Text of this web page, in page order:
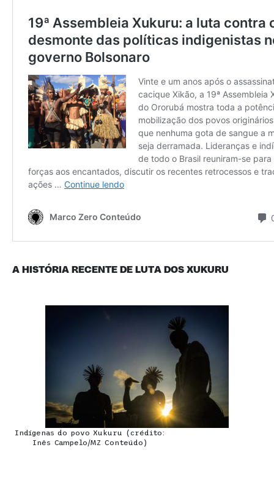
A HISTÓRIA RECENTE DE LUTA DOS XUKURU
Indígenas do povo Xukuru (crédito:
Inês Campelo/MZ Conteúdo)